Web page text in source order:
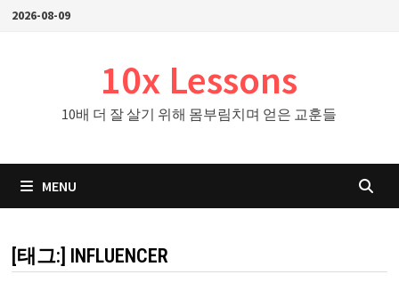
Skip2026-08-09
10x Lessons
10배 더 잘 살기 위해 몸부림치며 얻은 교훈들
MENU
[태그:] INFLUENCER